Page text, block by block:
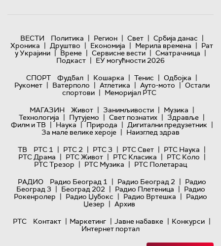
ВЕСТИ Политика | Регион | Свет | Србија данас |
Хроника | Друштво | Економија | Мерила времена | Рат
у Украјини | Време | Сервисне вести | Сматрачница |
Подкаст | ЕУ могућности 2026
СПОРТ
Фудбал | Кошарка | Тенис | Одбојка |
Рукомет | Ватерполо | Атлетика | Ауто-мото | Остали
спортови | Меморијал РТС
МАГАЗИН
Живот | Занимљивости | Музика |
Технологијa | Путујемо | Свет познатих | Здравље |
Филм и ТВ | Наука | Природа | Дигитални предузетник |
За мале велике хероје | Наизглед здрав
ТВ
РТС 1 | РТС 2 | РТС 3 | РТС Свет | РТС Наука |
РТС Драма | РТС Живот | РТС Класика | РТС Коло |
РТС Трезор | РТС Музика | РТС Полетарац
РАДИО
Радио Београд 1 | Радио Београд 2 | Радио
Београд 3 | Београд 202 | Радио Плетеница | Радио
Рокенролер | Радио Џубокс | Радио Вртешка | Радио
Џезер | Архив
РТС
Контакт | Маркетинг | Јавне набавке | Конкурси |
Интернет портал